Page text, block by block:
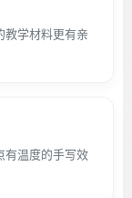
教学材料更有亲
有温度的手写效